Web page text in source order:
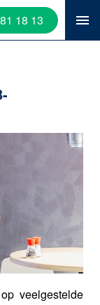
18 13
veelgestelde